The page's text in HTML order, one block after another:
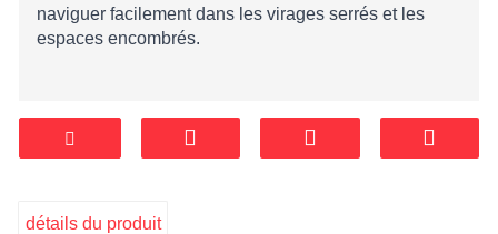
naviguer facilement dans les virages serrés et les
espaces encombrés.
détails du produit